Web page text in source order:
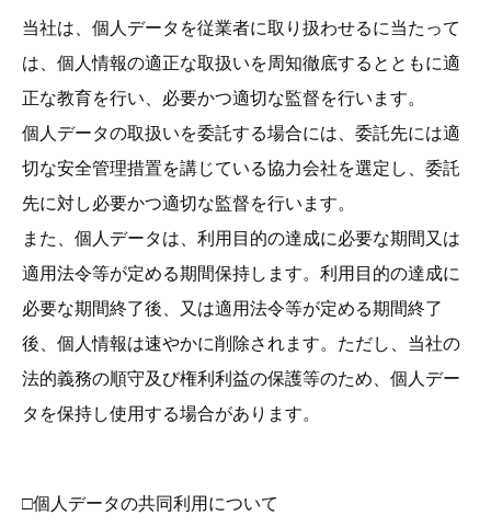
当社は、個人データを従業者に取り扱わせるに当たって
は、個人情報の適正な取扱いを周知徹底するとともに適
正な教育を行い、必要かつ適切な監督を行います。
個人データの取扱いを委託する場合には、委託先には適
切な安全管理措置を講じている協力会社を選定し、委託
先に対し必要かつ適切な監督を行います。
また、個人データは、利用目的の達成に必要な期間又は
適用法令等が定める期間保持します。利用目的の達成に
必要な期間終了後、又は適用法令等が定める期間終了
後、個人情報は速やかに削除されます。ただし、当社の
法的義務の順守及び権利利益の保護等のため、個人デー
タを保持し使用する場合があります。
□個人データの共同利用について